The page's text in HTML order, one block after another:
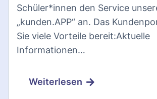
Schüler*innen den Service
„kunden.APP“ an. Das
Sie viele Vorteile bereit:Aktuelle
Informationen…
Weiterlesen